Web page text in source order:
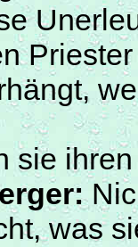
sie
:
was